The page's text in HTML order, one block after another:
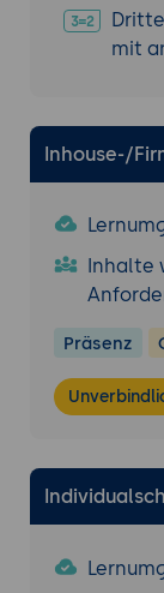
mit
Inhouse-/
Inhalte
Präsenz